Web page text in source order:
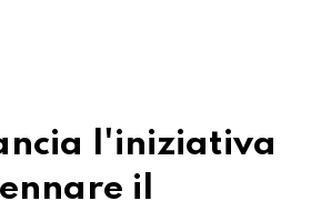
l'iniziativa
il